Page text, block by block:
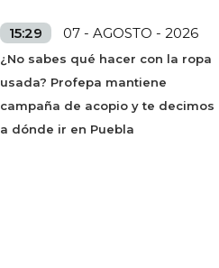
15:29 07 - AGOSTO - 2026
¿No sabes qué hacer con la ropa
usada? Profepa mantiene
campaña de acopio y te decimos
a dónde ir en Puebla